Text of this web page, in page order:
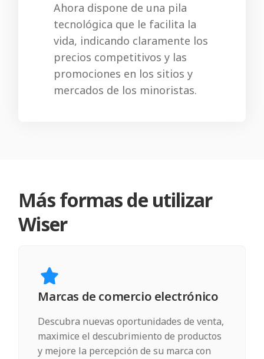
Ahora dispone de una pila
tecnológica que le facilita la
vida, indicando claramente los
precios competitivos y las
promociones en los sitios y
mercados de los minoristas.
Más formas de utilizar
Wiser
Marcas de comercio electrónico
Descubra nuevas oportunidades de venta,
maximice el descubrimiento de productos
y mejore la percepción de su marca con